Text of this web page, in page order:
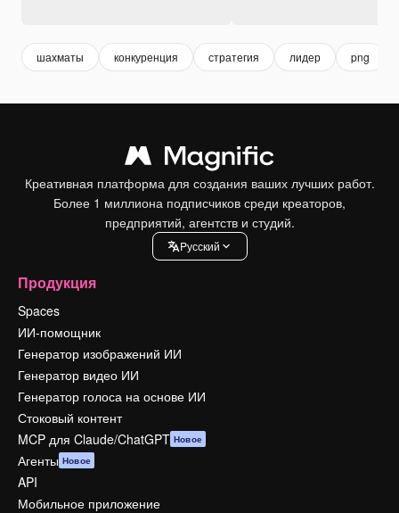
шахматы конкуренция стратегия лидер png
Креативная платформа для создания ваших лучших работ.
Более 1 миллиона подписчиков среди креаторов,
предприятий, агентств и студий.
Pусский
Продукция
Spaces
ИИ-помощник
Генератор изображений ИИ
Генератор видео ИИ
Генератор голоса на основе ИИ
Стоковый контент
MCP для Claude/ChatGPT Новое
Агенты Новое
API
Мобильное приложение